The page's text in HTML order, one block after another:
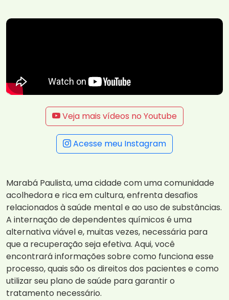
Veja mais vídeos no Youtube
Acesse meu Instagram
Marabá Paulista, uma cidade com uma comunidade
acolhedora e rica em cultura, enfrenta desafios
relacionados à saúde mental e ao uso de substâncias.
A internação de dependentes químicos é uma
alternativa viável e, muitas vezes, necessária para
que a recuperação seja efetiva. Aqui, você
encontrará informações sobre como funciona esse
processo, quais são os direitos dos pacientes e como
utilizar seu plano de saúde para garantir o
tratamento necessário.